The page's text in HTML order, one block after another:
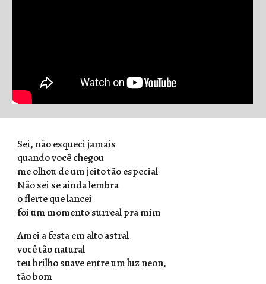
Sei, não esqueci jamais
quando você chegou
me olhou de um jeito tão especial
Não sei se ainda lembra
o flerte que lancei
foi um momento surreal pra mim
Amei a festa em alto astral
você tão natural
teu brilho suave entre um luz neon,
tão bom